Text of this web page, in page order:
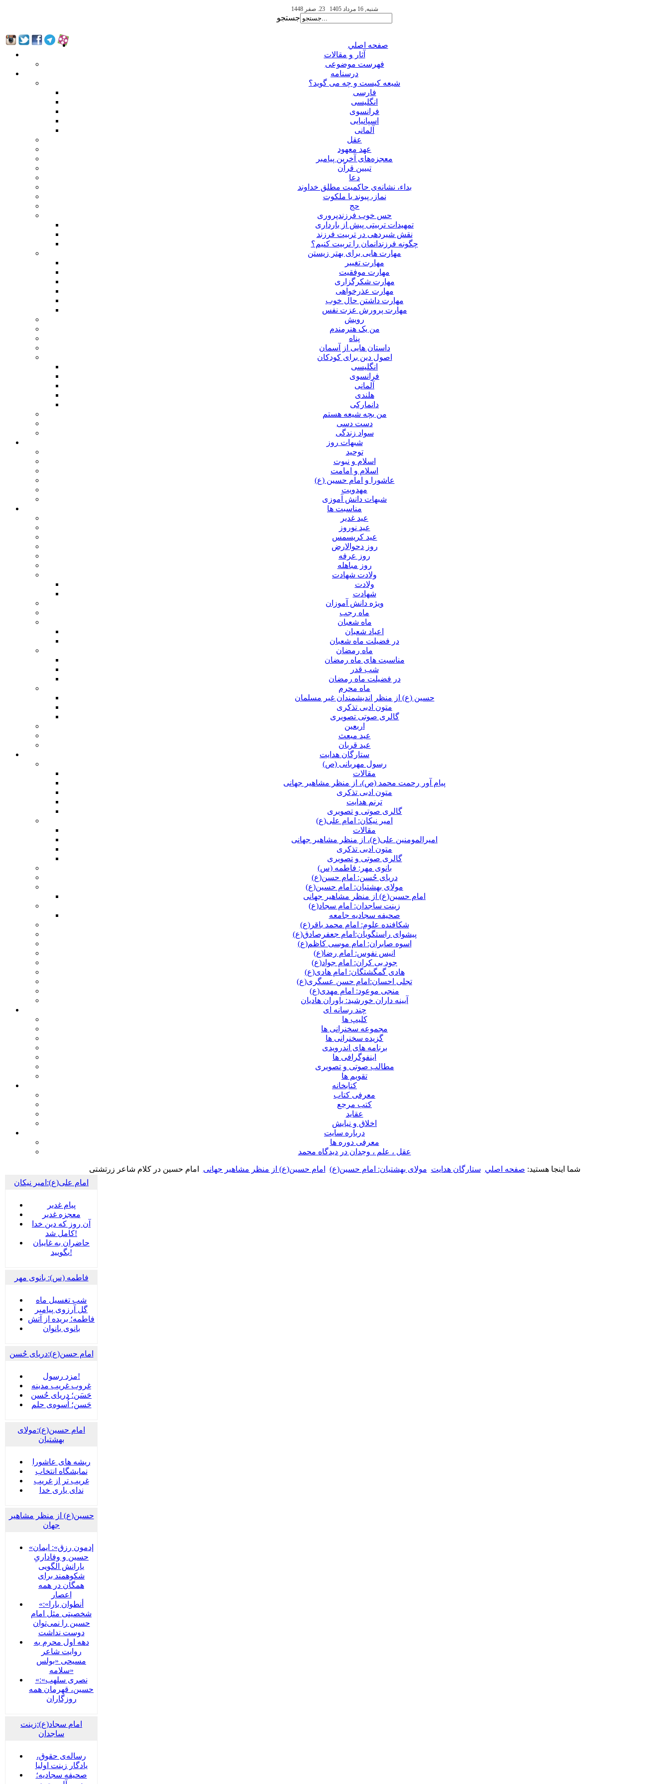
شنبه, 16 مرداد 1405 23. صفر 1448
جستجو
صفحه اصلي
آثار و مقالات
فهرست موضوعی
درسنامه
شیعه کیست و چه می گوید؟
فارسی
انگلیسی
فرانسوی
اسپانیایی
آلمانی
عقل
عهد معهود
معجزه‌های آخرین پیامبر
تبيين قرآن
دعا
بداء، نشانه‌ی حاکمیت مطلق خداوند
نماز، پیوند با ملکوت
حج
حس خوب فرزندپروری
تمهیدات تربیتی پیش از بارداری
نقش شیردهی در تربیت فرزند
چگونه فرزندانمان را تربیت کنیم؟
مهارت هایی برای بهتر زیستن
مهارت تغییر
مهارت موفقیت
مهارت شکرگزاری
مهارت عذرخواهی
مهارت داشتن حال خوب
مهارت پرورش عزت نفس
رویش
من یک هنرمندم
پناه
داستان هایی از آسمان
اصول دین برای کودکان
انگلیسی
فرانسوی
آلمانی
هلندی
دانمارکی
من بچه شیعه هستم
دست دسی
سواد زندگی
شبهات روز
توحید
اسلام و نبوت
اسلام و امامت
عاشورا و امام حسین (ع)
مهدویت
شبهات دانش آموزی
مناسبت ها
عید غدير
عید نوروز
عید کریسمس
روز دحوالارض
روز عرفه
روز مباهله
ولادت شهادت
ولادت
شهادت
ویژه دانش آموزان
ماه رجب
ماه شعبان
اعیاد شعبان
در فضیلت ماه شعبان
ماه رمضان
مناسبت های ماه رمضان
شب قدر
در فضیلت ماه رمضان
ماه محرم
حسین (ع) از منظر اندیشمندان غیر مسلمان
متون ادبی تذکری
گالری صوتی تصویری
اربعین
عید مبعث
عید قربان
ستارگان هدایت
رسول مهربانی (ص)
مقالات
پیام آور رحمت محمد (ص)، از منظر مشاهیر جهانی
متون ادبی تذکری
ترنم هدایت
گالری صوتی و تصویری
امیر نیکان: امام علی(ع)
مقالات
امیرالمومنین علی(ع)، از منظر مشاهیر جهانی
متون ادبی تذکری
گالری صوتی و تصویری
بانوی مهر: فاطمه (س)
دریای حُسن: امام حسن(ع)
مولای بهشتیان: امام حسین(ع)
امام حسین(ع) از منظر مشاهیر جهانی
زینت ساجدان: امام سجاد(ع)
صحیفه سجادیه جامعه
شکافنده علوم: امام محمد باقر(ع)
پیشوای راستگویان:امام جعفرصادق(ع)
اسوه صابران: امام موسی کاظم(ع)
انیس نفوس: امام رضا(ع)
جود بی کران: امام جواد(ع)
هادی گمگشتگان: امام هادی(ع)
تجلی احسان:امام حسن عسگری(ع)
منجی موعود: امام مهدی(ع)
آیینه داران خورشید: یاوران هادیان
چند رسانه ای
کلیپ ها
مجموعه سخنرانی ها
گزیده سخنرانی ها
برنامه های اندرویدی
اینفوگرافی ها
مطالب صوتی و تصویری
تقویم ها
كتابخانه
معرفی کتاب
کتب مرجع
عقاید
اخلاق و نیایش
درباره سايت
معرفی دوره ها
عقل ، علم ، وجدان در ديدگاه محمد
شما اینجا هستید: صفحه اصلي ستارگان هدایت مولای بهشتیان: امام حسین(ع) امام حسین(ع) از منظر مشاهیر جهانی
امام حسین در کلام شاعر زرتشتی
امام علی(ع):امیر نیکان
پيام غدير
معجزه غدیر
آن روز که دین خدا
کامل شد!
حاضران به غایبان
بگویید!
فاطمه (س): بانوی مهر
شب تغسیل ماه
گل آرزوی پیامبر
فاطمه؛ بریده از آتش
بانوی بانوان
امام حسن(ع):دریای حُسن
مزد رسول!
غروب غریب مدینه
حَسَن؛ دریای حُسن
حَسن؛ اُسوه‌ی حلم
امام حسین(ع):مولای
بهشتیان
ریشه های عاشورا
نمایشگاه انتخاب
غریب تر از غریب
ندای یاری خدا
حسین(ع) از منظر مشاهیر
جهان
«إدمون رزق»: ایمان
حسین و وفاداریِ
یارانش الگویی
شکوهمند برای
همگان در همه
اعصار
«أنطوان بارا»:
شخصیتی مثل امام
حسین را نمی‌توان
دوست نداشت
دهه اول محرم به
روایت شاعر
مسیحی «بولس
سلامه»
«نصری سلهب»:
حسین، قهرمان همه
روزگاران
امام سجاد(ع):زینت
ساجدان
رساله‌ی حقوق،
یادگار زینت اولیا
صحیفه سجادیه؛